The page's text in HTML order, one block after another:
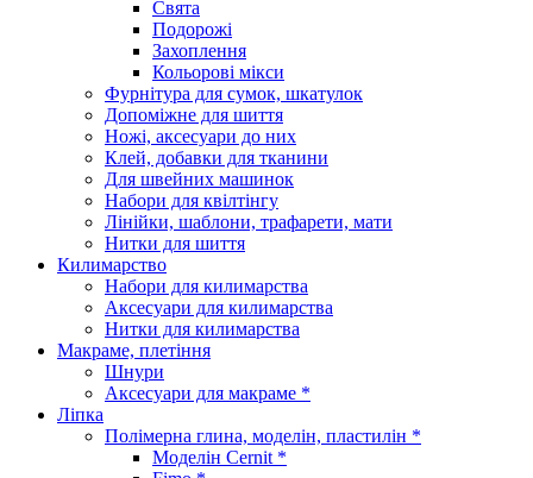
Свята
Подорожі
Захоплення
Кольорові мікси
Фурнітура для сумок, шкатулок
Допоміжне для шиття
Ножі, аксесуари до них
Клей, добавки для тканини
Для швейних машинок
Набори для квілтінгу
Лінійки, шаблони, трафарети, мати
Нитки для шиття
Килимарство
Набори для килимарства
Аксесуари для килимарства
Нитки для килимарства
Макраме, плетіння
Шнури
Аксесуари для макраме *
Ліпка
Полімерна глина, моделін, пластилін *
Моделін Cernit *